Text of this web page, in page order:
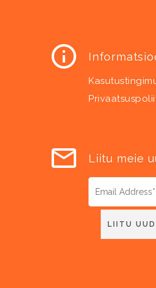
Liitu meie